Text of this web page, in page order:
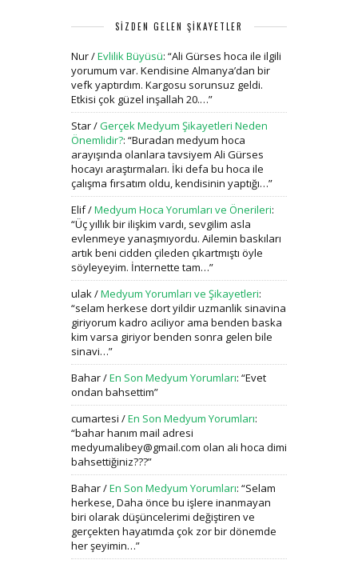
SİZDEN GELEN ŞİKAYETLER
Nur/Evlilik Büyüsü: “Ali Gürses hoca ile ilgili
yorumum var. Kendisine Almanya’dan bir
vefk yaptırdım. Kargosu sorunsuz geldi.
Etkisi çok güzel inşallah 20.…”
Star/Gerçek Medyum Şikayetleri Neden
Önemlidir?: “Buradan medyum hoca
arayışında olanlara tavsiyem Ali Gürses
hocayı araştırmaları. İki defa bu hoca ile
çalışma fırsatım oldu, kendisinin yaptığı…”
Elif/Medyum Hoca Yorumları ve Önerileri:
“Üç yıllık bir ilişkim vardı, sevgilim asla
evlenmeye yanaşmıyordu. Ailemin baskıları
artık beni cidden çileden çıkartmıştı öyle
söyleyeyim. İnternette tam…”
ulak/Medyum Yorumları ve Şikayetleri:
“selam herkese dort yildir uzmanlik sinavina
giriyorum kadro aciliyor ama benden baska
kim varsa giriyor benden sonra gelen bile
sinavi…”
Bahar/En Son Medyum Yorumları: “Evet
ondan bahsettim”
cumartesi /En Son Medyum Yorumları:
“bahar hanım mail adresi
medyumalibey@gmail.com olan ali hoca dimi
bahsettiğiniz???”
Bahar/En Son Medyum Yorumları: “Selam
herkese, Daha önce bu işlere inanmayan
biri olarak düşüncelerimi değiştiren ve
gerçekten hayatımda çok zor bir dönemde
her şeyimin…”